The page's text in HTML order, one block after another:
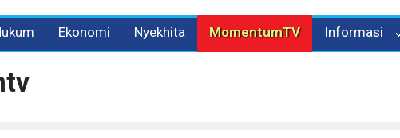
Ekonomi Nyekhita MomentumTV Informasi